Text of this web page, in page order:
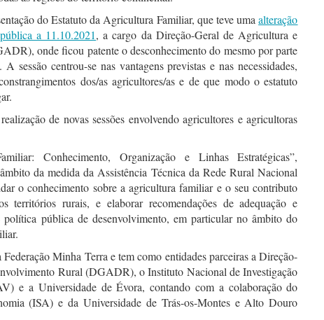
do Estatuto da Agricultura Familiar, que teve umaalteração
a 11.10.2021, a cargo da Direção-Geral de Agricultura e
onde ficou patente o desconhecimento do mesmo por parte
sessão centrou-se nas vantagens previstas e nas necessidades,
dos/as agricultores/as e de que modo o estatuto
de novas sessões envolvendo agricultores e agricultoras
Conhecimento, Organização e Linhas Estratégicas”,
da medida da Assistência Técnica da Rede Rural Nacional
o conhecimento sobre a agricultura familiar e o seu contributo
territórios rurais, e elaborar recomendações de adequação e
política pública de desenvolvimento, em particular no âmbito do
Minha Terra e tem como entidades parceiras a Direção-
Rural (DGADR), o Instituto Nacional de Investigação
e a Universidade de Évora, contando com a colaboração do
(ISA) e da Universidade de Trás-os-Montes e Alto Douro